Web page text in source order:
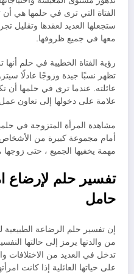
الفتاة التي ترى في حلمها هي
ستجعلها العديد لعقدها وتقليل
معها في جميع ظروفها.
رؤية الفتاة الخطيبة في حلم أنها
تظهر نسبًا جيدة وزوجًا عادلًا
عائلته. عندما ترى في حلمها أن
علامة على دخولها إلى تعاون
مشاهدة المرأة المتزوجة في
أمام مجموعة كبيرة من
مهمة يخفيها الجميع ، حتى
تفسير حلم لإرضاع
حامل
إن تفسير حلم الرضاعة
من والدتها يرمز إلى حالتها
تدخل في العديد من الاختلافات
على حياتها العائلية إذا كانت